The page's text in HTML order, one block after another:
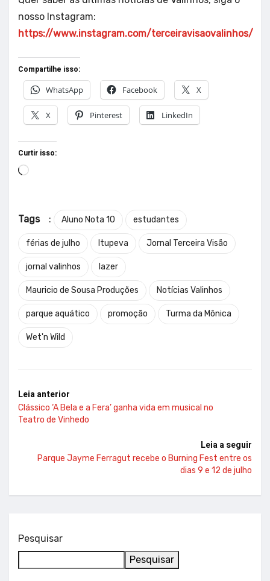
nosso Instagram:
https://www.instagram.com/terceiravisaovalinhos/
Compartilhe isso:
WhatsApp
Facebook X
X Pinterest LinkedIn
Curtir isso:
Tags : Aluno Nota 10 estudantes
férias de julho Itupeva Jornal Terceira Visão
jornal valinhos lazer
Mauricio de Sousa Produções Notícias Valinhos
parque aquático promoção Turma da Mônica
Wet'n Wild
Leia anterior
Clássico ‘A Bela e a Fera’ ganha vida em musical no
Teatro de Vinhedo
Leia a seguir
Parque Jayme Ferragut recebe o Burning Fest entre os
dias 9 e 12 de julho
Pesquisar
Pesquisar